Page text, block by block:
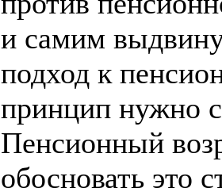
и самим
подход к
принцип нужно
Пенсионный
обосновать это